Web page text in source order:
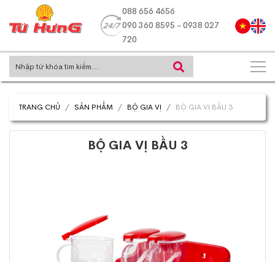
088 656 4656
090 360 8595 - 0938 027
720
TRANG CHỦ SẢN PHẨM BỘ GIA VỊ BỘ GIA VỊ BẦU 3
BỘ GIA VỊ BẦU 3